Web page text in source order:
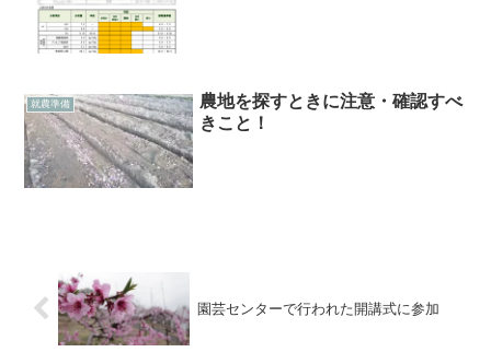
就農準備
農地を探すときに注意・確認すべ
きこと！
園芸センターで行われた開講式に参加